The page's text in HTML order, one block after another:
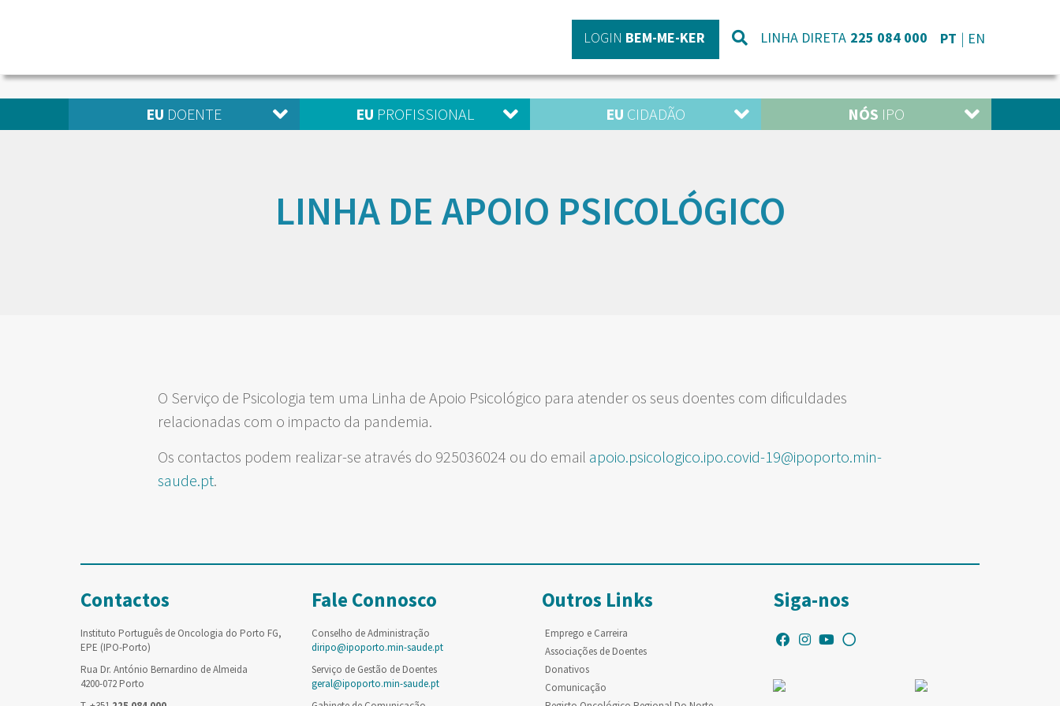
LOGIN BEM-ME-KER LINHA DIRETA 225 084 000 PT EN
EU DOENTE EU PROFISSIONAL EU CIDADÃO NÓS IPO
LINHA DE APOIO PSICOLÓGICO
O Serviço de Psicologia tem uma Linha de Apoio Psicológico para atender os seus doentes com dificuldades
relacionadas com o impacto da pandemia.
Os contactos podem realizar-se através do 925036024 ou do email apoio.psicologico.ipo.covid-19@ipoporto.min-
saude.pt.
Contactos
Instituto Português de Oncologia do Porto FG,
EPE (IPO-Porto)
Rua Dr. António Bernardino de Almeida
4200-072 Porto
Fale Connosco
Conselho de Administração
diripo@ipoporto.min-saude.pt
Serviço de Gestão de Doentes
geral@ipoporto.min-saude.pt
Outros Links
Emprego e Carreira
Associações de Doentes
Donativos
Comunicação
Siga-nos